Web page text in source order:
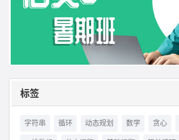
标签
字符串 循环 动态规划 数学 贪心